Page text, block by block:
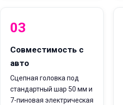
03
Совместимость с
авто
Сцепная головка под
стандартный шар 50 мм и
7-пиновая электрическая